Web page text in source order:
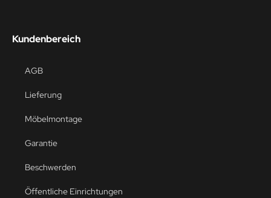
Kundenbereich
AGB
Lieferung
Möbelmontage
Garantie
Beschwerden
Öffentliche Einrichtungen